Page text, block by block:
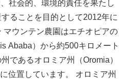
社会的、環境的責任を果たし
ることを目的として2012年に
マウンテン農園はエチオピアの
Ababa）から約500キロメート
であるオロミア州（Oromia）
位置しています。 オロミア州